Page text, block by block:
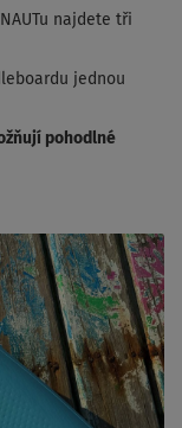
najdete tři
jednou
pohodlné